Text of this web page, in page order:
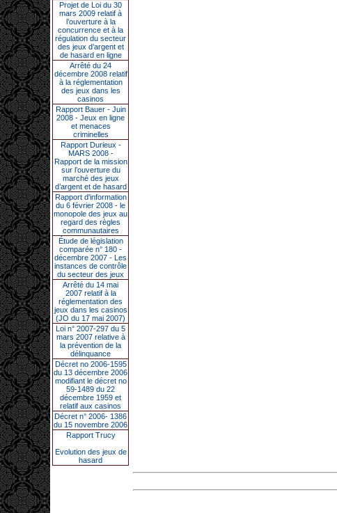
Projet de Loi du 30
mars 2009 relatif à
l’ouverture à la
concurrence et à la
régulation du secteur
des jeux d’argent et
de hasard en ligne
Arrêté du 24
décembre 2008 relatif
à la réglementation
des jeux dans les
casinos
Rapport Bauer - Juin
2008 - Jeux en ligne
et menaces
criminelles
Rapport Durieux -
MARS 2008 -
Rapport de la mission
sur l’ouverture du
marché des jeux
d’argent et de hasard
Rapport d'information
du 6 février 2008 - le
monopole des jeux au
regard des règles
communautaires
Étude de législation
comparée n° 180 -
décembre 2007 - Les
instances de contrôle
du secteur des jeux
Arrêté du 14 mai
2007 relatif à la
réglementation des
jeux dans les casinos
(JO du 17 mai 2007)
Loi n° 2007-297 du 5
mars 2007 relative à
la prévention de la
délinquance
Décret no 2006-1595
du 13 décembre 2006
modifiant le décret no
59-1489 du 22
décembre 1959 et
relatif aux casinos
Décret n° 2006- 1386
du 15 novembre 2006
Rapport Trucy
Evolution des jeux de
hasard